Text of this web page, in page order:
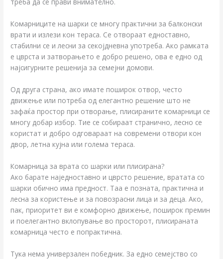
Комарниците на шарки се многу практични за балконски
врати и излези кон тераса. Се отвораат едноставно,
стабилни се и лесни за секојдневна употреба. Ако рамката
е цврста и затворањето е добро решено, ова е едно од
најсигурните решенија за семејни домови.
Од друга страна, ако имате поширок отвор, често
движење или потреба од елегантно решение што не
зафаќа простор при отворање, плисираните комарници се
многу добар избор. Тие се собираат странично, лесно се
користат и добро одговараат на современи отвори кон
двор, летна кујна или голема тераса.
Комарница за врата со шарки или плисирана?
Ако барате наједноставно и цврсто решение, вратата со
шарки обично има предност. Таа е позната, практична и
лесна за користење и за повозрасни лица и за деца. Ако,
пак, приоритет ви е комфорно движење, поширок премин
и поелегантно вклопување во просторот, плисираната
комарница често е попрактична.
Тука нема универзален победник. За едно семејство со